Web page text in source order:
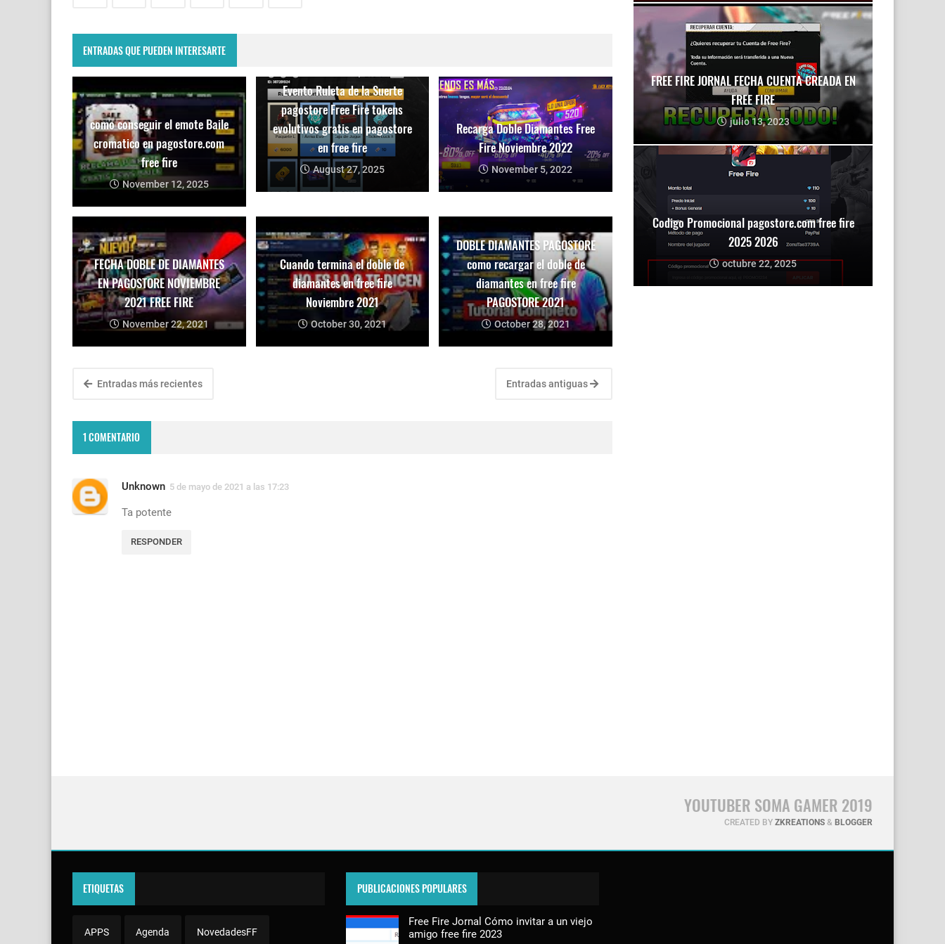
ENTRADAS QUE PUEDEN INTERESARTE
como conseguir el emote Baile
cromatico en pagostore.com
free fire
November 12, 2025
Evento Ruleta de la Suerte
pagostore Free Fire tokens
evolutivos gratis en pagostore
en free fire
August 27, 2025
Recarga Doble Diamantes Free
Fire Noviembre 2022
November 5, 2022
FECHA DOBLE DE DIAMANTES
EN PAGOSTORE NOVIEMBRE
2021 FREE FIRE
November 22, 2021
Cuando termina el doble de
diamantes en free fire
Noviembre 2021
October 30, 2021
DOBLE DIAMANTES PAGOSTORE
como recargar el doble de
diamantes en free fire
PAGOSTORE 2021
October 28, 2021
Entradas más recientes Entradas antiguas
1 COMENTARIO
Unknown 5 de mayo de 2021 a las 17:23
Ta potente
RESPONDER
FREE FIRE JORNAL FECHA CUENTA CREADA EN
FREE FIRE
julio 13, 2023
Codigo Promocional pagostore.com free fire
2025 2026
octubre 22, 2025
YOUTUBER SOMA GAMER 2019
CREATED BY ZKREATIONS & BLOGGER
ETIQUETAS
APPS Agenda NovedadesFF
PUBLICACIONES POPULARES
Free Fire Jornal Cómo invitar a un viejo
amigo free fire 2023